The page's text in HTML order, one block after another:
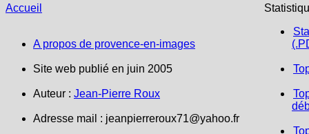
Accueil
A propos de provence-en-images
Site web publié en juin 2005
Auteur : Jean-Pierre Roux
Adresse mail : jeanpierreroux71@yahoo.fr